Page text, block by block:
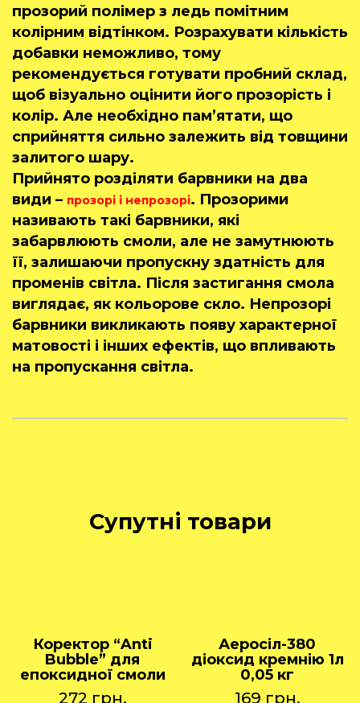
прозорий полімер з ледь помітним
колірним відтінком. Розрахувати кількість
добавки неможливо, тому
рекомендується готувати пробний склад,
щоб візуально оцінити його прозорість і
колір. Але необхідно пам’ятати, що
сприйняття сильно залежить від товщини
залитого шару.
Прийнято розділяти барвники на два
види – прозорі і непрозорі. Прозорими
називають такі барвники, які
забарвлюють смоли, але не замутнюють
її, залишаючи пропускну здатність для
променів світла. Після застигання смола
виглядає, як кольорове скло. Непрозорі
барвники викликають появу характерної
матовості і інших ефектів, що впливають
на пропускання світла.
Супутні товари
Коректор “Anti
Bubble” для
епоксидної смоли
272 грн.
Аеросіл-380
діоксид кремнію 1л
0,05 кг
169 грн.